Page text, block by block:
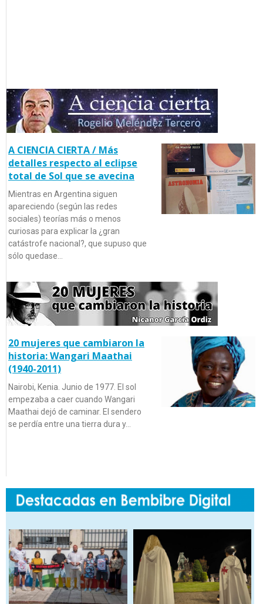
A CIENCIA CIERTA / Más
detalles respecto al eclipse
total de Sol que se avecina
Mientras en Argentina siguen
apareciendo (según las redes
sociales) teorías más o menos
curiosas para explicar la ¿gran
catástrofe nacional?, que supuso que
sólo quedase…
20 mujeres que cambiaron la
historia: Wangari Maathai
(1940-2011)
Nairobi, Kenia. Junio de 1977. El sol
empezaba a caer cuando Wangari
Maathai dejó de caminar. El sendero
se perdía entre una tierra dura y…